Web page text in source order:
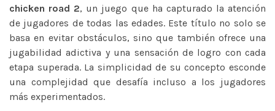
chicken road 2, un juego que ha capturado la atención
de jugadores de todas las edades. Este título no solo se
basa en evitar obstáculos, sino que también ofrece una
jugabilidad adictiva y una sensación de logro con cada
etapa superada. La simplicidad de su concepto esconde
una complejidad que desafía incluso a los jugadores
más experimentados.